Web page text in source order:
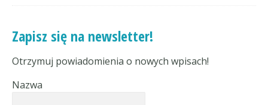
Zapisz się na newsletter!
Otrzymuj powiadomienia o nowych wpisach!
Nazwa